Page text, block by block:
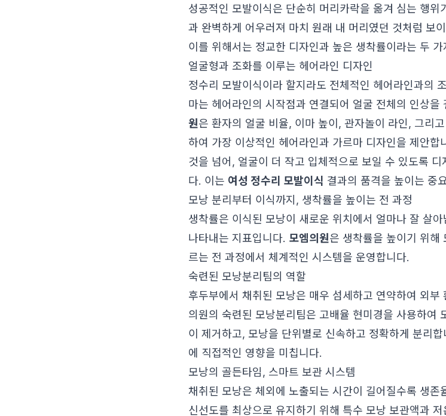
성공적인 모발이식은 단순히 머리카락을 옮겨 심는 행
과 완벽하게 어우러져 마치 원래 내 머리였던 것처럼 보
이를 위해서는 정교한 디자인과 높은 생착률이라는 두
얼굴형과 조화를 이루는 헤어라인 디자인
정수리 모발이식이라 할지라도 전체적인 헤어라인과의
마는 헤어라인의 시작점과 연결되어 얼굴 전체의 인상을
원은 환자의 얼굴 비율, 이마 높이, 관자놀이 라인, 그리
하여 가장 이상적인 헤어라인과 가르마 디자인을 제안
것을 넘어, 얼굴이 더 작고 입체적으로 보일 수 있도록 디
다. 이는 여성 정수리 모발이식 결과의 품격을 높이는 중
모낭 분리부터 이식까지, 생착률을 높이는 전 과정
생착률은 이식된 모낭이 새로운 위치에서 얼마나 잘 살
나타내는 지표입니다. 모엠의원은 생착률을 높이기 위해
르는 전 과정에서 체계적인 시스템을 운영합니다.
숙련된 모낭분리팀의 역할
후두부에서 채취된 모낭은 매우 섬세하고 연약하여 외
의원의 숙련된 모낭분리팀은 고배율 현미경을 사용하여
이 제거하고, 모낭을 단위별로 신속하고 정확하게 분리
에 직접적인 영향을 미칩니다.
모낭의 골든타임, 스마트 보관 시스템
채취된 모낭은 체외에 노출되는 시간이 길어질수록 생존
신선도를 최상으로 유지하기 위해 특수 모낭 보관액과